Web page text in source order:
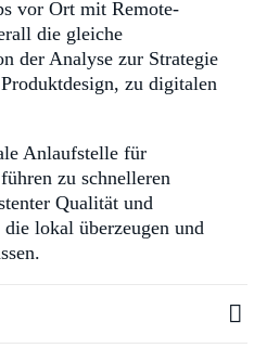
vor Ort mit Remote-
die gleiche
der Analyse zur Strategie
zu digitalen
Anlaufstelle für
zu schnelleren
Qualität und
lokal überzeugen und